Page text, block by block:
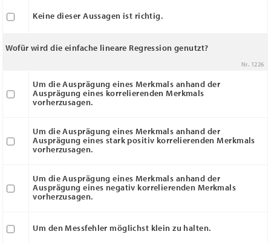
Keine dieser Aussagen ist richtig.
Wofür wird die einfache lineare Regression genutzt?
Nr. 1226
Um die Ausprägung eines Merkmals anhand der
Ausprägung eines korrelierenden Merkmals
vorherzusagen.
Um die Ausprägung eines Merkmals anhand der
Ausprägung eines stark positiv korrelierenden Merkmals
vorherzusagen.
Um die Ausprägung eines Merkmals anhand der
Ausprägung eines negativ korrelierenden Merkmals
vorherzusagen.
Um den Messfehler möglichst klein zu halten.